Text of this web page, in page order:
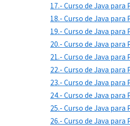
17.- Curso de Java
18.- Curso de Java
19.- Curso de Java
20.- Curso de Java para
21.- Curso de Java
22.- Curso de Java
23.- Curso de Java
24.- Curso de Java
25.- Curso de Java
26.- Curso de Java